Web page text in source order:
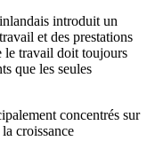
introduit un
et des prestations
le travail doit toujours
que les seules
concentrés sur
croissance